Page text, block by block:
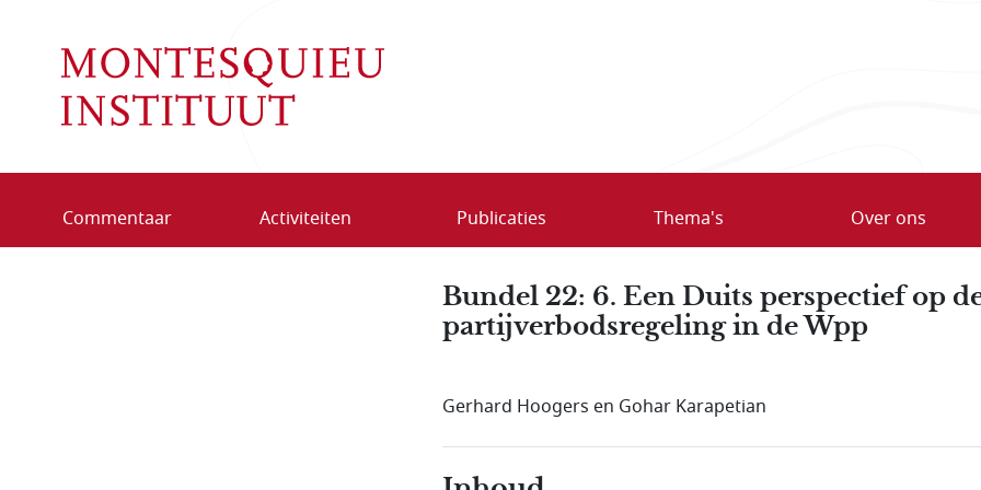
Commentaar Activiteiten Publicaties Thema's Over ons
Bundel 22: 6. Een Duits perspectief op
partijverbodsregeling in de Wpp
Gerhard Hoogers en Gohar Karapetian